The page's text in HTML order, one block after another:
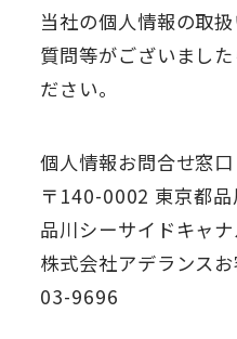
当社の個人情報の取
質問等がございまし
ださい。
個人情報お問合せ窓口
〒140-0002 東京都
品川シーサイドキャ
株式会社アデランス
03-9696